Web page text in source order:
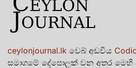
ceylonjournal.lk වෙබ් අඩවිය
සමාගමේ දේපොලක් වන අතර මෙහි